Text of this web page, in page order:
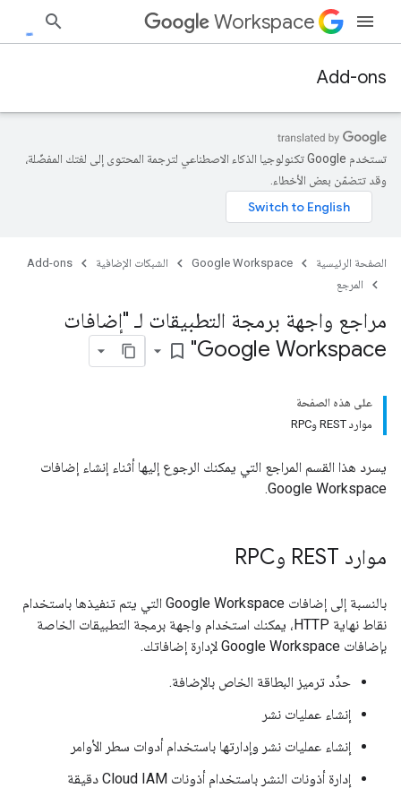
Workspace
Add-ons
تستخدم Google تكنولوجيا الذكاء الاصطناعي لترجمة المحتوى إلى لغتك المفضّلة،
وقد تتضمّن بعض الأخطاء.
الصفحة الرئيسية Google Workspace الشبكات الإضافية
Add-ons
المرجع
مراجع واجهة برمجة التطبيقات لـ "إضافات
Google Workspace"
bookmark_border
على هذه الصفحة
موارد REST وRPC
يسرد هذا القسم المراجع التي يمكنك الرجوع إليها أثناء إنشاء إضافات
Google Workspace.
موارد REST وRPC
بالنسبة إلى إضافات Google Workspace التي يتم تنفيذها باستخدام
نقاط نهاية HTTP، يمكنك استخدام واجهة برمجة التطبيقات الخاصة
بإضافات Google Workspace لإدارة إضافاتك.
حدِّد ترميز البطاقة الخاص بالإضافة.
إنشاء عمليات نشر
إنشاء عمليات نشر وإدارتها باستخدام أدوات سطر الأوامر
إدارة أذونات النشر باستخدام أذونات Cloud IAM دقيقة